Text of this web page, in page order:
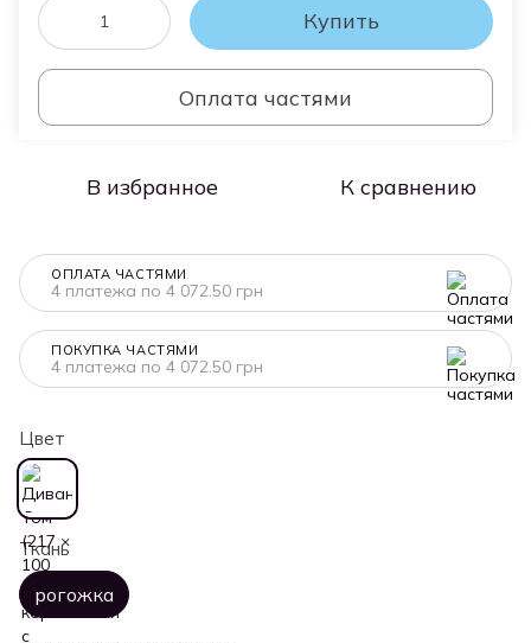
Купить
Оплата частями
В избранное К сравнению
ОПЛАТА ЧАСТЯМИ
4 платежа по 4 072.50 грн
ПОКУПКА ЧАСТЯМИ
4 платежа по 4 072.50 грн
Цвет
Ткань
рогожка